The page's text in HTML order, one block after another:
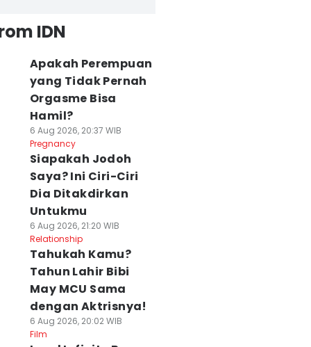
IDN
Apakah Perempuan
yang Tidak Pernah
Orgasme Bisa
Hamil?
6 Aug 2026, 20:37 WIB
Pregnancy
Siapakah Jodoh
Saya? Ini Ciri-Ciri
Dia Ditakdirkan
Untukmu
6 Aug 2026, 21:20 WIB
Relationship
Tahukah Kamu?
Tahun Lahir Bibi
May MCU Sama
dengan Aktrisnya!
6 Aug 2026, 20:02 WIB
Film